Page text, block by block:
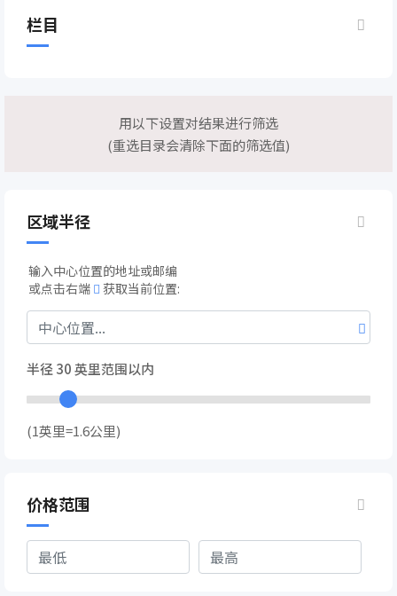
栏目
用以下设置对结果进行筛选
(重选目录会清除下面的筛选值)
区域半径
输入中心位置的地址或邮编
或点击右端
获取当前位置:
半径30英里范围以内
(1英里=1.6公里)
价格范围